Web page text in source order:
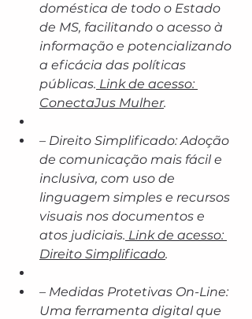
doméstica de todo o Estado
de MS, facilitando o acesso à
informação e potencializando
a eficácia das políticas
públicas. Link de acesso:
ConectaJus Mulher.
– Direito Simplificado: Adoção
de comunicação mais fácil e
inclusiva, com uso de
linguagem simples e recursos
visuais nos documentos e
atos judiciais. Link de acesso:
Direito Simplificado.
– Medidas Protetivas On-Line:
Uma ferramenta digital que